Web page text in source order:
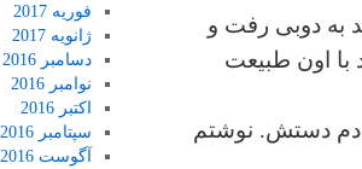
به دوبی رفت و
با اون طبیعت
دستش. نوشتم
فوریه 2017
ژانویه 2017
دسامبر 2016
نوامبر 2016
اکتبر 2016
سپتامبر 2016
آگوست 2016